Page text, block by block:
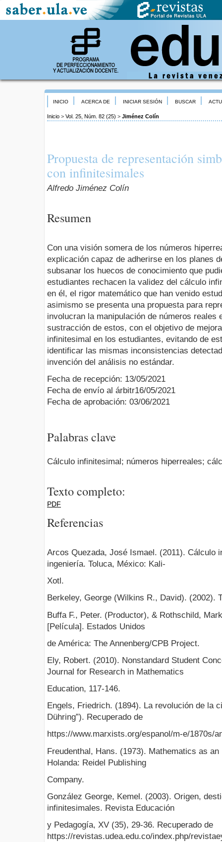
INICIO ACERCA DE INICIAR SESIÓN BUSCAR
Inicio > Vol. 25, Núm. 82 (25) > Jiménez Colín
Propuesta de representación
con infinitesimales
Alfredo Jiménez Colín
Resumen
Con una visión somera de los números
explicación capaz de adherirse en los planes
subsanar los huecos de conocimiento que
estudiantes rechacen la validez del cálculo
en él, el rigor matemático que han venido
asimismo se presenta una propuesta para
involucran la manipulación de números reales
sustracción de estos, con el objetivo de
infinitesimal en los estudiantes, evitando de
identificar las mismas inconsistencias
invención del análisis no estándar.
Fecha de recepción: 13/05/2021
Fecha de envío al árbitr16/05/2021
Fecha de aprobación: 03/06/2021
Palabras clave
Cálculo infinitesimal; números hiperreales;
Texto completo:
PDF
Referencias
Arcos Quezada, José Ismael. (2011). Cálculo
ingeniería. Toluca, México: Kali-
Xotl.
Berkeley, George (Wilkins R., David). (2002).
Buffa F., Peter. (Productor), & Rothschild,
[Película]. Estados Unidos
de América: The Annenberg/CPB Project.
Ely, Robert. (2010). Nonstandard Student
Journal for Research in Mathematics
Education, 117-146.
Engels, Friedrich. (1894). La revolución de la
Dühring”). Recuperado de
https://www.marxists.org/espanol/m-e/1870s/
Freudenthal, Hans. (1973). Mathematics as
Holanda: Reidel Publishing
Company.
González George, Kemel. (2003). Origen,
infinitesimales. Revista Educación
y Pedagogía, XV (35), 29-36. Recuperado de
https://revistas.udea.edu.co/index.php/